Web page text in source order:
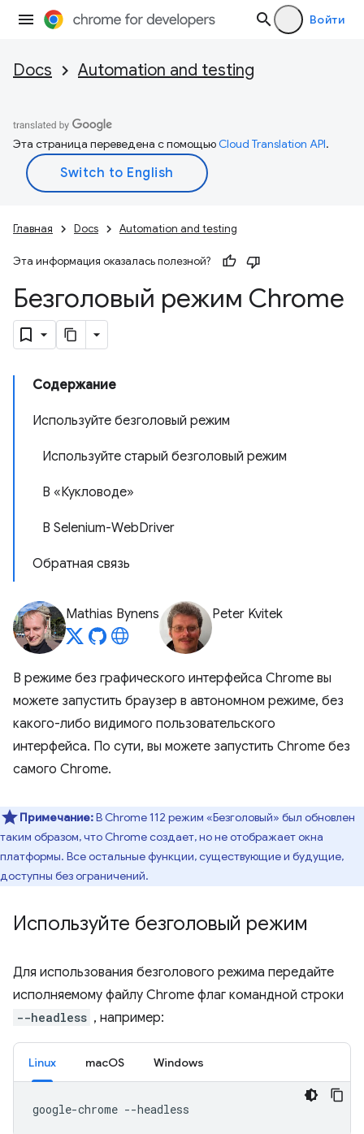
Войти
Docs Automation and testing
Эта страница переведена с помощьюCloud Translation API.
Главная Docs Automation and testing
Эта информация оказалась полезной?
Безголовый режим Chrome
Содержание
Используйте безголовый режим
Используйте старый безголовый режим
В «Кукловоде»
В Selenium-WebDriver
Обратная связь
Mathias Bynens Peter Kvitek
В режиме без графического интерфейса Chrome вы
можете запустить браузер в автономном режиме, без
какого-либо видимого пользовательского
интерфейса. По сути, вы можете запустить Chrome без
самого Chrome.
Примечание:В Chrome 112 режим «Безголовый» был обновлен
таким образом, что Chrome создает, но не отображает окна
платформы. Все остальные функции, существующие и будущие,
доступны без ограничений.
Используйте безголовый режим
Для использования безголового режима передайте
исполняемому файлу Chrome флаг командной строки
--headless , например:
Linux macOS Windows
google-chrome